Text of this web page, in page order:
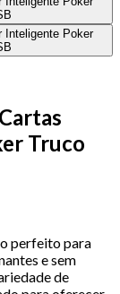
Truco
perfeito para
e sem
de